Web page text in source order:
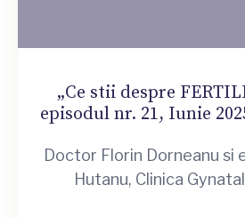
„Ce stii despre
episodul nr. 21, Iunie
Doctor Florin Dorneanu si
Hutanu, Clinica